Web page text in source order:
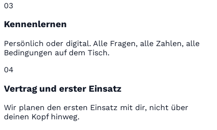
03
Kennenlernen
Persönlich oder digital. Alle Fragen, alle Zahlen, alle
Bedingungen auf dem Tisch.
04
Vertrag und erster Einsatz
Wir planen den ersten Einsatz mit dir, nicht über
deinen Kopf hinweg.